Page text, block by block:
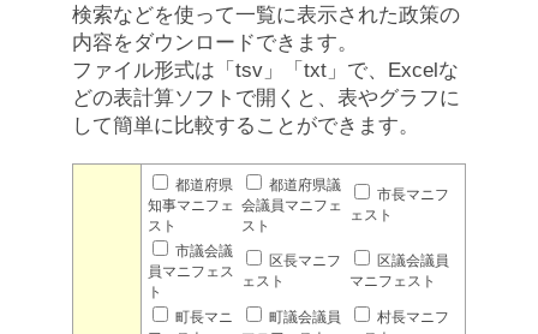
検索などを使って一覧に表示された政策の
内容をダウンロードできます。
ファイル形式は「tsv」「txt」で、Excelな
どの表計算ソフトで開くと、表やグラフに
して簡単に比較することができます。
都道府県
知事マニフェ
スト
都道府県議
会議員マニフェ
スト
市長マニフ
ェスト
市議会議
員マニフェス
ト
区長マニフ
ェスト
区議会議員
マニフェスト
町長マニ
町議会議員
村長マニフ